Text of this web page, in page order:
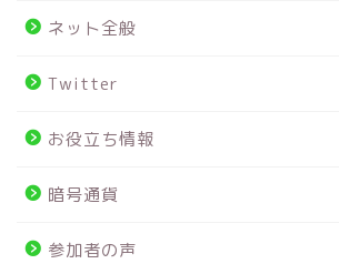
ネット全般
Twitter
お役立ち情報
暗号通貨
参加者の声